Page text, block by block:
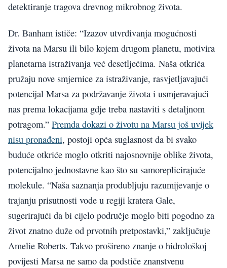
detektiranje tragova drevnog mikrobnog života.
Dr. Banham ističe: “Izazov utvrđivanja mogućnosti
života na Marsu ili bilo kojem drugom planetu, motivira
planetarna istraživanja već desetljećima. Naša otkrića
pružaju nove smjernice za istraživanje, rasvjetljavajući
potencijal Marsa za podržavanje života i usmjeravajući
nas prema lokacijama gdje treba nastaviti s detaljnom
potragom.” Premda dokazi o životu na Marsu još uvijek
nisu pronađeni, postoji opća suglasnost da bi svako
buduće otkriće moglo otkriti najosnovnije oblike života,
potencijalno jednostavne kao što su samoreplicirajuće
molekule. “Naša saznanja produbljuju razumijevanje o
trajanju prisutnosti vode u regiji kratera Gale,
sugerirajući da bi cijelo područje moglo biti pogodno za
život znatno duže od prvotnih pretpostavki,” zaključuje
Amelie Roberts. Takvo prošireno znanje o hidrološkoj
povijesti Marsa ne samo da podstiče znanstvenu